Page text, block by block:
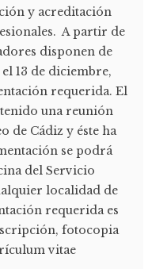
y acreditación
A partir de
disponen de
13 de diciembre,
requerida. El
una reunión
de Cádiz y éste ha
se podrá
del Servicio
localidad de
requerida es
fotocopia
vitae